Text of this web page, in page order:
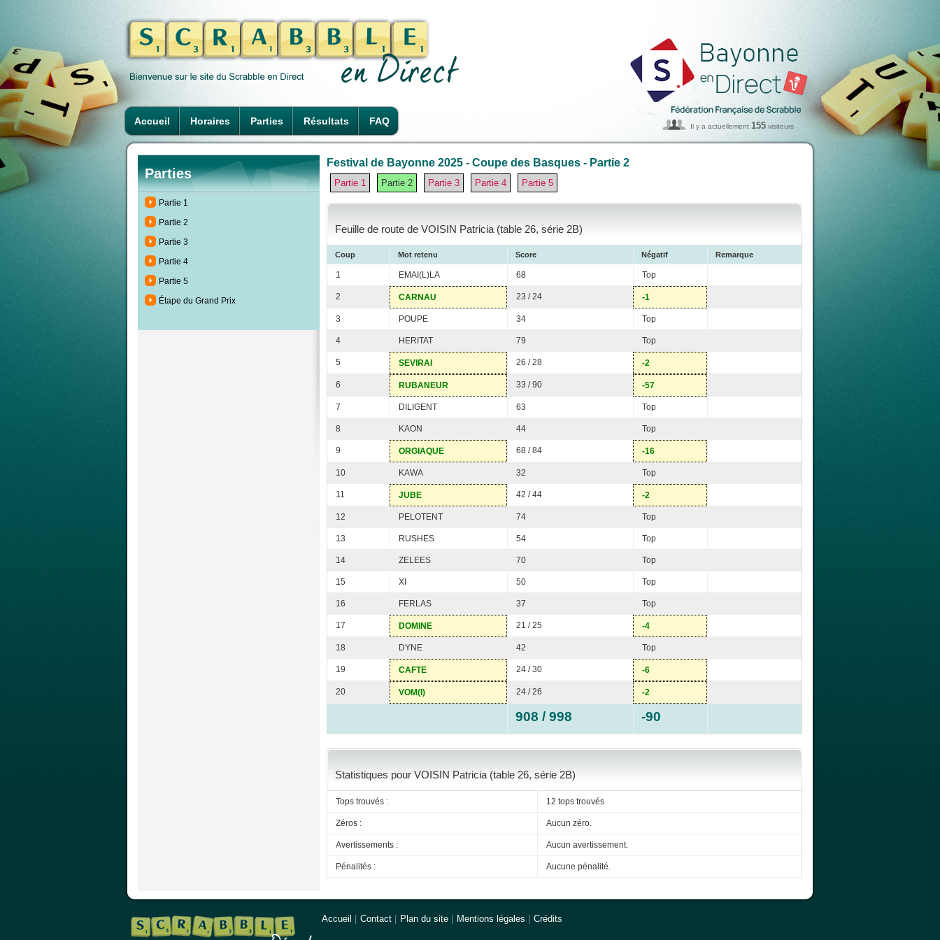
Accueil Horaires Parties Résultats FAQ Il y a actuellement 155 visiteurs
Parties
Partie 1
Partie 2
Partie 3
Partie 4
Partie 5
Étape du Grand Prix
Festival de Bayonne 2025 - Coupe des Basques - Partie 2
Partie 1 Partie 2 Partie 3 Partie 4 Partie 5
Feuille de route de VOISIN Patricia (table 26, série 2B)
Coup Mot retenu Score Négatif Remarque
1 EMAI(L)LA 68 Top
2 CARNAU 23 / 24 -1
3 POUPE 34 Top
4 HERITAT 79 Top
5 SEVIRAI 26 / 28 -2
6 RUBANEUR 33 / 90 -57
7 DILIGENT 63 Top
8 KAON 44 Top
9 ORGIAQUE 68 / 84 -16
10 KAWA 32 Top
11 JUBE 42 / 44 -2
12 PELOTENT 74 Top
13 RUSHES 54 Top
14 ZELEES 70 Top
15 XI 50 Top
16 FERLAS 37 Top
17 DOMINE 21 / 25 -4
18 DYNE 42 Top
19 CAFTE 24 / 30 -6
20 VOM(I) 24 / 26 -2
908 / 998 -90
Statistiques pour VOISIN Patricia (table 26, série 2B)
Tops trouvés : 12 tops trouvés
Zéros : Aucun zéro.
Avertissements : Aucun avertissement.
Pénalités : Aucune pénalité.
Accueil Contact Plan du site Mentions légales Crédits